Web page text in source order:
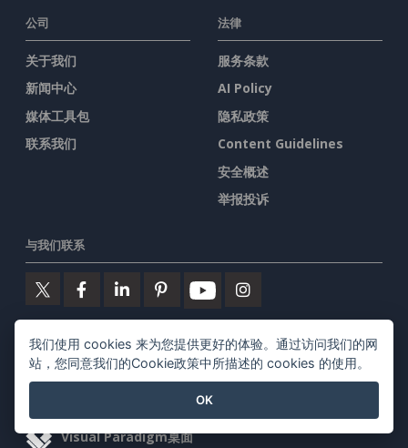
公司
关于我们
新闻中心
媒体工具包
联系我们
法律
服务条款
AI Policy
隐私政策
Content Guidelines
安全概述
举报投诉
与我们联系
特色产品
Visual Paradigm桌面
我们使用 cookies 来为您提供更好的体验。通过访问我们的网
站，您同意我们的Cookie政策中所描述的 cookies 的使用。
OK